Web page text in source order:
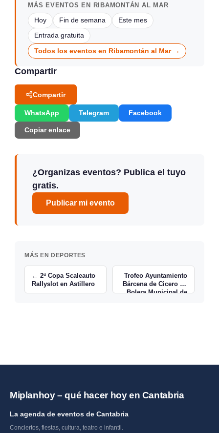
MÁS EVENTOS EN RIBAMONTÁN AL MAR
Hoy Fin de semana Este mes
Entrada gratuita
Todos los eventos en Ribamontán al Mar →
Compartir
Compartir
WhatsApp Telegram Facebook
Copiar enlace
¿Organizas eventos? Publica el tuyo
gratis.
Publicar mi evento
MÁS EN DEPORTES
← 2ª Copa Scaleauto
Rallyslot en Astillero
Trofeo Ayuntamiento
Bárcena de Cicero en
Bolera Municipal de
Miplanhoy – qué hacer hoy en Cantabria
La agenda de eventos de Cantabria
Conciertos, fiestas, cultura, teatro e infantil.